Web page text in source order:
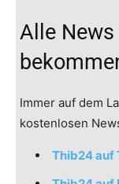
Alle
Immer auf dem
kostenlosen
Thib24 auf